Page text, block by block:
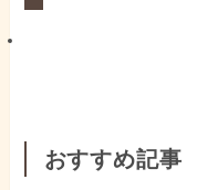
おすすめ記事